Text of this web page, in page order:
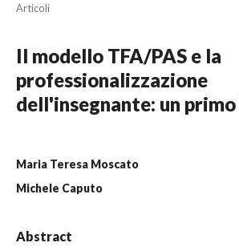
Articoli
Il modello TFA/PAS e la
professionalizzazione
dell'insegnante: un
Maria Teresa Moscato
Michele Caputo
Abstract